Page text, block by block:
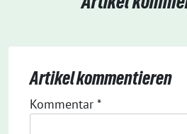
Artikel kommentieren
Kommentar *